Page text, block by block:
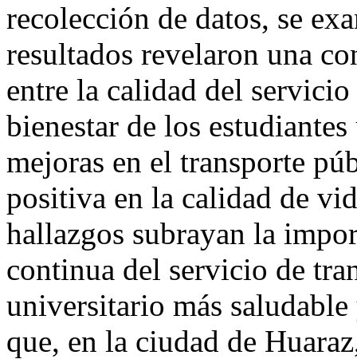
recolección de datos, se
resultados revelaron una
entre la calidad del
bienestar de los
mejoras en el transporte
positiva en la calidad de
hallazgos subrayan la
continua del servicio de
universitario más
que, en la ciudad de